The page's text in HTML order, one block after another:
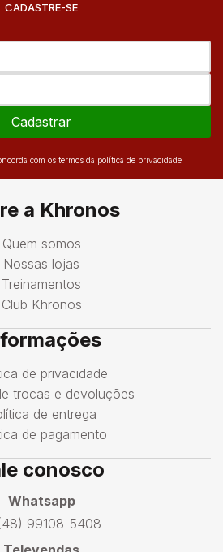
CADASTRE-SE
Cadastrar
com os termos da política de privacidade
a Khronos
Quem somos
Nossas lojas
Treinamentos
Club Khronos
de privacidade
trocas e devoluções
de entrega
de pagamento
conosco
Whatsapp
99108-5408